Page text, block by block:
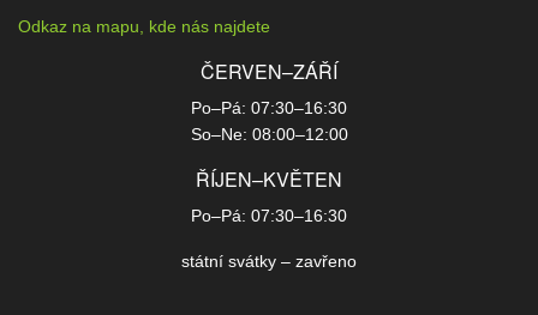
Odkaz na mapu, kde nás najdete
ČERVEN–ZÁŘÍ
Po–Pá: 07:30–16:30
So–Ne: 08:00–12:00
ŘÍJEN–KVĚTEN
Po–Pá: 07:30–16:30
státní svátky – zavřeno